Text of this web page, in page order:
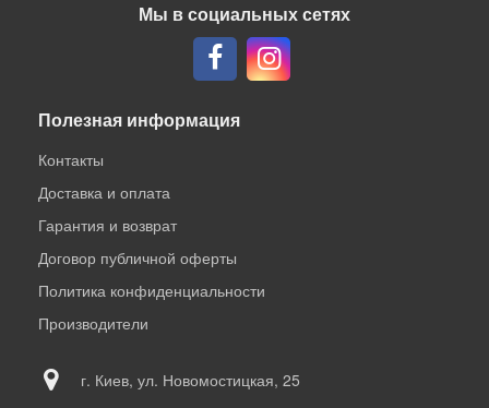
Мы в социальных сетях
Полезная информация
Контакты
Доставка и оплата
Гарантия и возврат
Договор публичной оферты
Политика конфиденциальности
Производители
г. Киев, ул. Новомостицкая, 25